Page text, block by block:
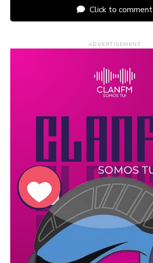
Click to comment
ADVERTISEMENT